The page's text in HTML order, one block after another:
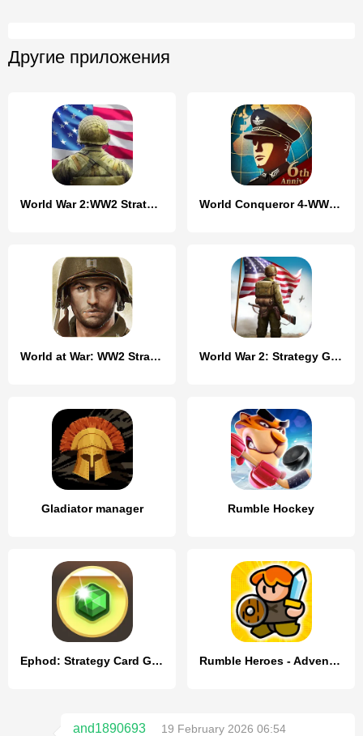
Другие приложения
World War 2:WW2 Strategy Games World Conqueror 4-WW2 Strategy
World at War: WW2 Strategy World War 2: Strategy Games
Gladiator manager Rumble Hockey
Ephod: Strategy Card Game Rumble Heroes - Adventure RPG
and1890693
19 February 2026 06:54